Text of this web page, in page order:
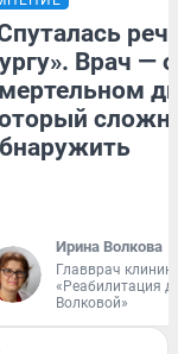
Врач — о
Ирина Волкова
Главврач
«Реабилитация
Волковой»